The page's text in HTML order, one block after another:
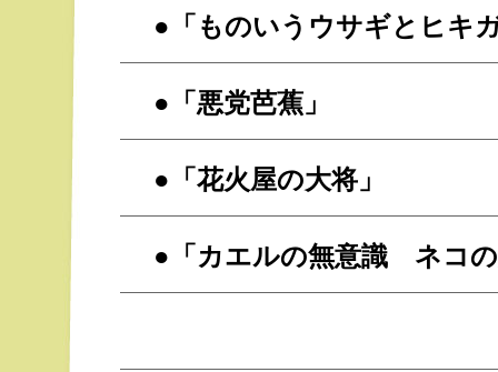
●「ものいうウサギとヒキ
●「悪党芭蕉」
●「花火屋の大将」
●「カエルの無意識 ネコ